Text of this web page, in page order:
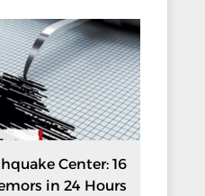
Center: 16
in 24 Hours